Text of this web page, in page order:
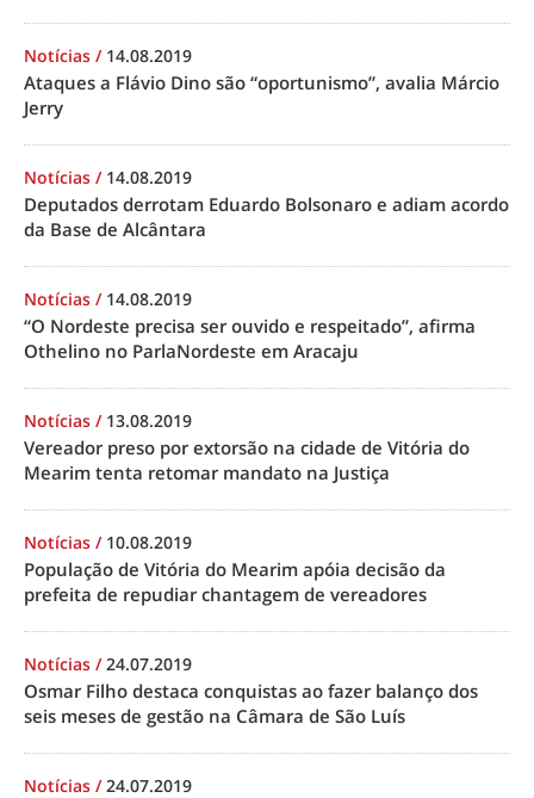
Notícias / 14.08.2019
Ataques a Flávio Dino são “oportunismo”, avalia Márcio
Jerry
Notícias / 14.08.2019
Deputados derrotam Eduardo Bolsonaro e adiam acordo
da Base de Alcântara
Notícias / 14.08.2019
“O Nordeste precisa ser ouvido e respeitado”, afirma
Othelino no ParlaNordeste em Aracaju
Notícias / 13.08.2019
Vereador preso por extorsão na cidade de Vitória do
Mearim tenta retomar mandato na Justiça
Notícias / 10.08.2019
População de Vitória do Mearim apóia decisão da
prefeita de repudiar chantagem de vereadores
Notícias /24.07.2019
Osmar Filho destaca conquistas ao fazer balanço dos
seis meses de gestão na Câmara de São Luís
Notícias /24.07.2019